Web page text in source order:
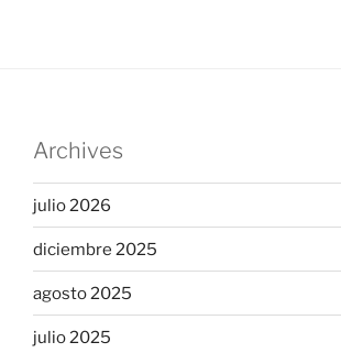
Archives
julio 2026
diciembre 2025
agosto 2025
julio 2025